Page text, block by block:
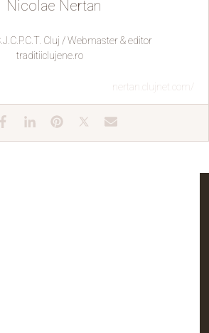
Nicolae Nertan
Cluj / Webmaster & editor
traditiiclujene.ro
nertan.clujnet.com/